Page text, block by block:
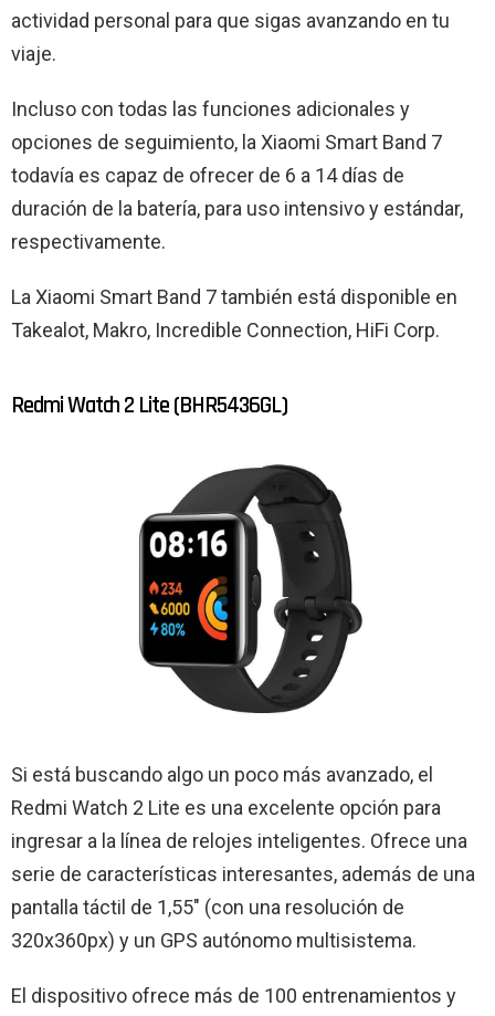
actividad personal para que sigas avanzando en tu
viaje.
Incluso con todas las funciones adicionales y
opciones de seguimiento, la Xiaomi Smart Band 7
todavía es capaz de ofrecer de 6 a 14 días de
duración de la batería, para uso intensivo y estándar,
respectivamente.
La Xiaomi Smart Band 7 también está disponible en
Takealot, Makro, Incredible Connection, HiFi Corp.
Redmi Watch 2 Lite (BHR5436GL)
Si está buscando algo un poco más avanzado, el
Redmi Watch 2 Lite es una excelente opción para
ingresar a la línea de relojes inteligentes. Ofrece una
serie de características interesantes, además de una
pantalla táctil de 1,55″ (con una resolución de
320x360px) y un GPS autónomo multisistema.
El dispositivo ofrece más de 100 entrenamientos y